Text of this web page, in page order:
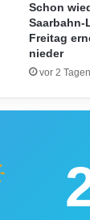
Schon
Saarbahn-
Freitag
nieder
vor 2 Tagen